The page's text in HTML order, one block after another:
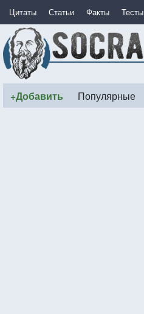
Цитаты Статьи Факты Тесты
+Добавить Популярные